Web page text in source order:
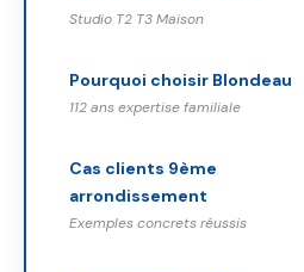
Studio T2 T3 Maison
Pourquoi choisir Blondeau
112 ans expertise familiale
Cas clients 9ème
arrondissement
Exemples concrets réussis